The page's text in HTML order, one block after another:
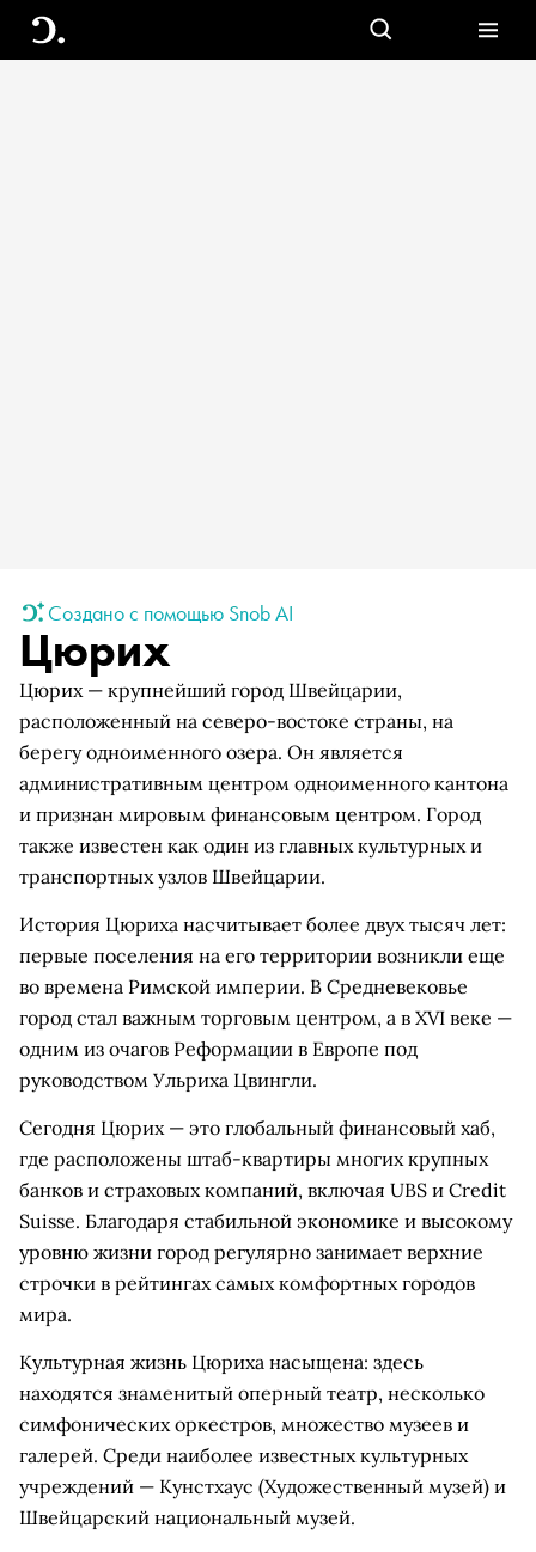
Создано с помощью Snob AI
Цюрих
Цюрих — крупнейший город Швейцарии,
расположенный на северо-востоке страны, на
берегу одноименного озера. Он является
административным центром одноименного кантона
и признан мировым финансовым центром. Город
также известен как один из главных культурных и
транспортных узлов Швейцарии.
История Цюриха насчитывает более двух тысяч лет:
первые поселения на его территории возникли еще
во времена Римской империи. В Средневековье
город стал важным торговым центром, а в XVI веке —
одним из очагов Реформации в Европе под
руководством Ульриха Цвингли.
Сегодня Цюрих — это глобальный финансовый хаб,
где расположены штаб-квартиры многих крупных
банков и страховых компаний, включая UBS и Credit
Suisse. Благодаря стабильной экономике и высокому
уровню жизни город регулярно занимает верхние
строчки в рейтингах самых комфортных городов
мира.
Культурная жизнь Цюриха насыщена: здесь
находятся знаменитый оперный театр, несколько
симфонических оркестров, множество музеев и
галерей. Среди наиболее известных культурных
учреждений — Кунстхаус (Художественный музей) и
Швейцарский национальный музей.